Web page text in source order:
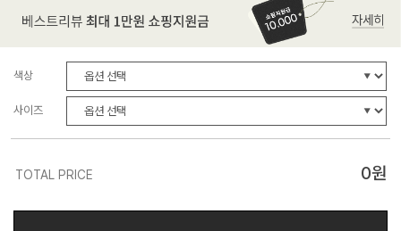
색상
사이즈
TOTAL PRICE 0원